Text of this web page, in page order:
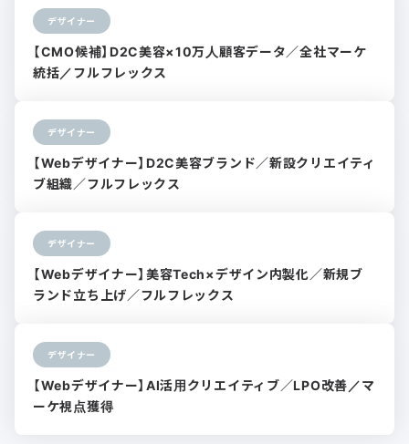
デザイナー
【CMO候補】D2C美容×10万人顧客データ／全社マーケ
統括／フルフレックス
デザイナー
【Webデザイナー】D2C美容ブランド／新設クリエイティ
ブ組織／フルフレックス
デザイナー
【Webデザイナー】美容Tech×デザイン内製化／新規ブ
ランド立ち上げ／フルフレックス
デザイナー
【Webデザイナー】AI活用クリエイティブ／LPO改善／マ
ーケ視点獲得